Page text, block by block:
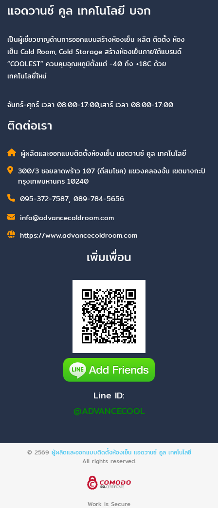
แอดวานซ์ คูล เทคโนโลยี บจก
เป็นผู้เชี่ยวชาญด้านการออกแบบสร้างห้องเย็น ผลิต ติดตั้ง ห้อง
เย็น Cold Room, Cold Storage สร้างห้องเย็นภายใต้แบรนด์
“COOLEST” ควบคุมอุณหภูมิตั้งแต่ -40 ถึง +18C ด้วย
เทคโนโลยี่ใหม่
จันทร์-ศุกร์ เวลา 08:00-17:00,เสาร์ เวลา 08:00-17:00
ติดต่อเรา
ผู้ผลิตและออกแบบติดตั้งห้องเย็น แอดวานซ์ คูล เทคโนโลยี
300/3 ซอยลาดพร้าว 107 (ดีสมโชค) แขวงคลองจั่น เขตบางกะปิ
กรุงเทพมหานคร 10240
095-372-7587, 089-784-5656
info@advancecoldroom.com
https://www.advancecoldroom.com
เพิ่มเพื่อน
Line ID:
@ADVANCECOOL
© 2569 ผู้ผลิตและออกแบบติดตั้งห้องเย็น แอดวานซ์ คูล เทคโนโลยี
All rights reserved.
Work is Secure